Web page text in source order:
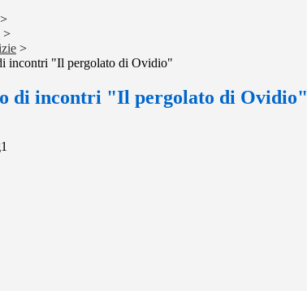
>
>
>
incontri "Il pergolato di Ovidio"
di incontri "Il pergolato di Ovidio"